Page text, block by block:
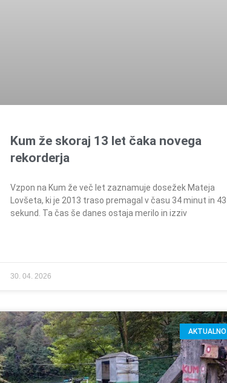
Kum že skoraj 13 let čaka novega
rekorderja
Vzpon na Kum že več let zaznamuje dosežek Mateja
Lovšeta, ki je 2013 traso premagal v času 34 minut in 43
sekund. Ta čas še danes ostaja merilo in izziv
30. 04. 2026
AKTUALNO